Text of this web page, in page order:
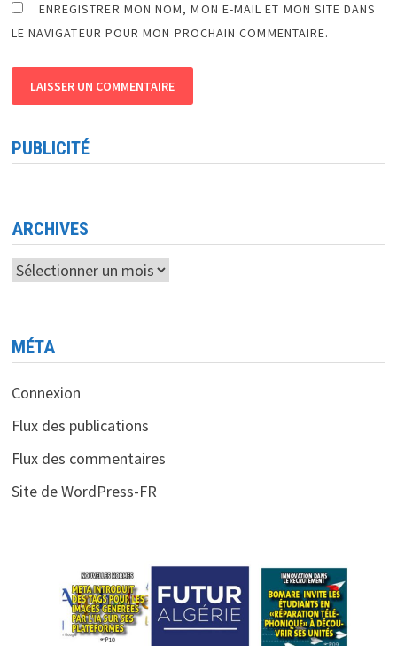
ENREGISTRER MON NOM, MON E-MAIL ET MON SITE DANS
LE NAVIGATEUR POUR MON PROCHAIN COMMENTAIRE.
PUBLICITÉ
ARCHIVES
Archives
MÉTA
Connexion
Flux des publications
Flux des commentaires
Site de WordPress-FR